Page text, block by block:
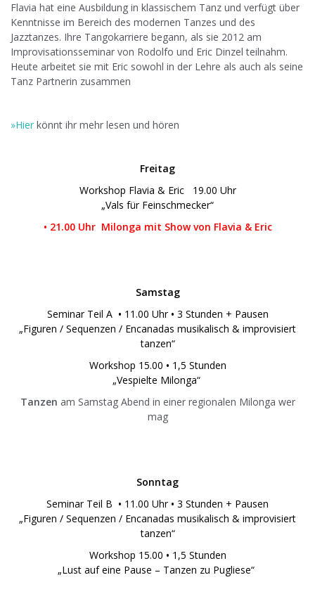
Flavia hat eine Ausbildung in klassischem Tanz und verfügt über
Kenntnisse im Bereich des modernen Tanzes und des
Jazztanzes. Ihre Tangokarriere begann, als sie 2012 am
Improvisationsseminar von Rodolfo und Eric Dinzel teilnahm.
Heute arbeitet sie mit Eric sowohl in der Lehre als auch als seine
Tanz Partnerin zusammen
»Hier könnt ihr mehr lesen und hören
Freitag
Workshop Flavia & Eric 19.00 Uhr
„Vals für Feinschmecker“
• 21.00 Uhr Milonga mit Show von Flavia & Eric
Samstag
Seminar Teil A • 11.00 Uhr • 3 Stunden + Pausen
„Figuren / Sequenzen / Encanadas musikalisch & improvisiert
tanzen“
Workshop 15.00 • 1,5 Stunden
„Vespielte Milonga“
Tanzen am Samstag Abend in einer regionalen Milonga wer
mag
Sonntag
Seminar Teil B • 11.00 Uhr • 3 Stunden + Pausen
„Figuren / Sequenzen / Encanadas musikalisch & improvisiert
tanzen“
Workshop 15.00 • 1,5 Stunden
„Lust auf eine Pause – Tanzen zu Pugliese“